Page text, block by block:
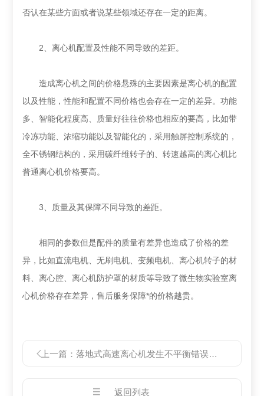
否认在某些方面或者说某些领域还存在一定的距离。
2、离心机配置及性能不同导致的差距。
造成离心机之间的价格悬殊的主要因素是离心机的配置
以及性能，性能和配置不同价格也会存在一定的差异。功能
多、智能化程度高、质量好往往价格也相应的要高，比如带
冷冻功能、浓缩功能以及智能化的，采用触屏控制系统的，
全不锈钢结构的，采用碳纤维转子的、转速越高的离心机比
普通离心机价格要高。
3、质量及其保障不同导致的差距。
相同的参数但是配件的质量有差异也造成了价格的差
异，比如直流电机、无刷电机、变频电机、离心机转子的材
料、离心腔、离心机防护罩的材质等导致了微生物实验室离
心机价格存在差异，售后服务保障*的价格越贵。
上一篇：落地式高速离心机发生不平衡错误，该如何解决
返回列表